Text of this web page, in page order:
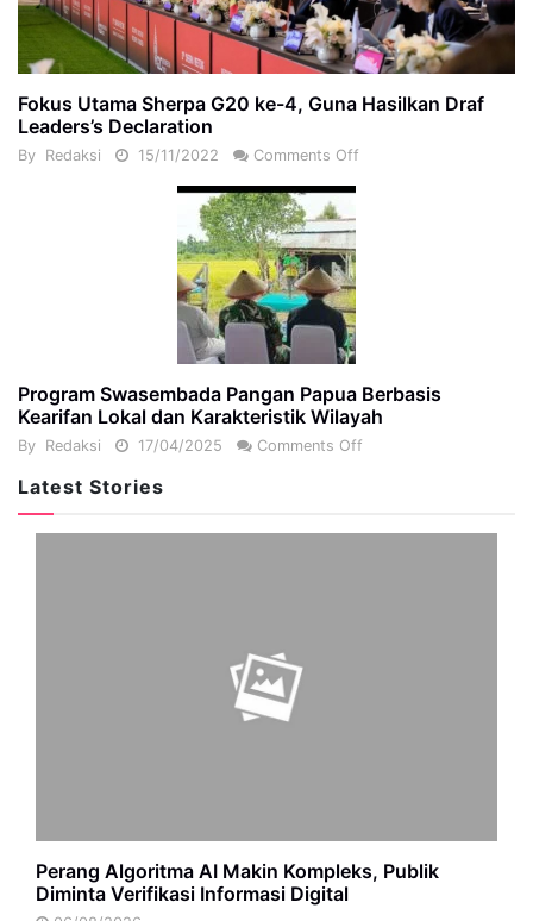
Fokus Utama Sherpa G20 ke-4, Guna Hasilkan Draf
Leaders’s Declaration
By Redaksi 15/11/2022 Comments Off
Program Swasembada Pangan Papua Berbasis
Kearifan Lokal dan Karakteristik Wilayah
By Redaksi 17/04/2025 Comments Off
Latest Stories
Perang Algoritma AI Makin Kompleks, Publik
Diminta Verifikasi Informasi Digital